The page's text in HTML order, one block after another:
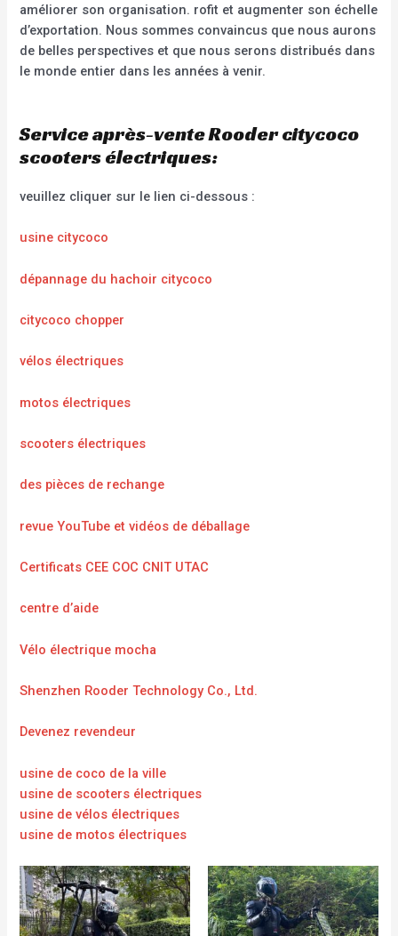
améliorer son organisation. rofit et augmenter son échelle
d’exportation. Nous sommes convaincus que nous aurons
de belles perspectives et que nous serons distribués dans
le monde entier dans les années à venir.
Service après-vente Rooder citycoco
scooters électriques:
veuillez cliquer sur le lien ci-dessous :
usine citycoco
dépannage du hachoir citycoco
citycoco chopper
vélos électriques
motos électriques
scooters électriques
des pièces de rechange
revue YouTube et vidéos de déballage
Certificats CEE COC CNIT UTAC
centre d’aide
Vélo électrique mocha
Shenzhen Rooder Technology Co., Ltd.
Devenez revendeur
usine de coco de la ville
usine de scooters électriques
usine de vélos électriques
usine de motos électriques